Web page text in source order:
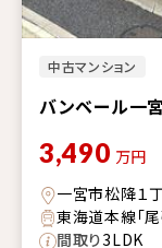
中古マンション
バンベール一
3,490 万円
一宮市松降１
東海道本線「
間取り3LDK